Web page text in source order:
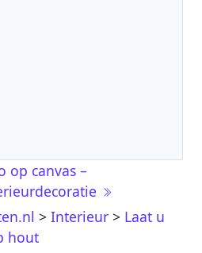
op canvas –
> Interieur > Laat u
hout